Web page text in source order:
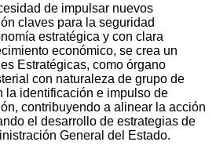
de impulsar nuevos
claves para la seguridad
estratégica y con clara
económico, se crea un
Estratégicas, como órgano
con naturaleza de grupo de
la identificación e impulso de
contribuyendo a alinear la acción
el desarrollo de estrategias de
General del Estado.